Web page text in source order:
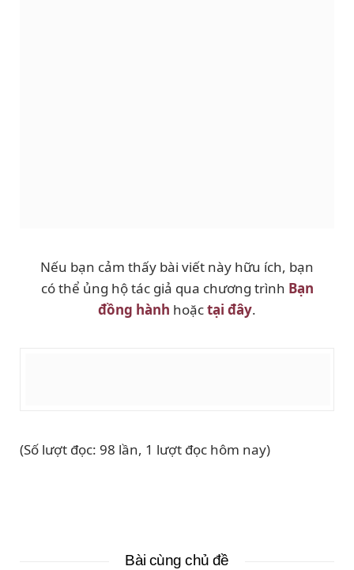
Nếu bạn cảm thấy bài viết này hữu ích, bạn
có thể ủng hộ tác giả qua chương trình Bạn
đồng hành hoặctại đây.
(Số lượt đọc: 98 lần, 1 lượt đọc hôm nay)
Bài cùng chủ đề